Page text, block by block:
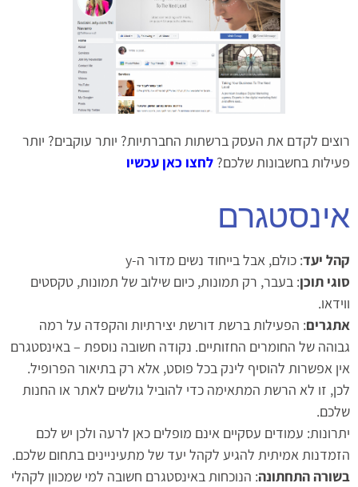
רוצים לקדם את העסק ברשתות החברתיות? יותר עוקבים? יותר
פעילות בחשבונות שלכם? לחצו כאן עכשיו
אינסטגרם
קהל יעד: כולם, אבל בייחוד נשים מדור ה-y
סוגי תוכן: בעבר, רק תמונות, כיום שילוב של תמונות, טקסטים
ווידאו.
אתגרים: הפעילות ברשת דורשת יצירתיות והקפדה על רמה
גבוהה של החומרים החזותיים. נקודה חשובה נוספת – באינסטגרם
אין אפשרות להוסיף לינק בכל פוסט, אלא רק בתיאור הפרופיל.
לכן, זו לא הרשת המתאימה כדי להוביל גולשים לאתר או החנות
שלכם.
יתרונות: עמודים עסקיים אינם מופלים כאן לרעה ולכן יש לכם
הזמדנות אמיתית להגיע לקהל יעד של מתעיניינים בתחום שלכם.
בשורה התחתונה: הנוכחות באינסטגרם חשובה למי שמכוון לקהלי